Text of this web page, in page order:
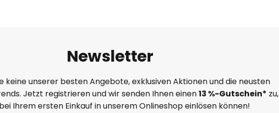
Newsletter
keine unserer besten Angebote, exklusiven Aktionen und die neusten
Jetzt registrieren und wir senden Ihnen einen13 %-Gutschein* zu,
Ihrem ersten Einkauf in unserem Onlineshop einlösen können!